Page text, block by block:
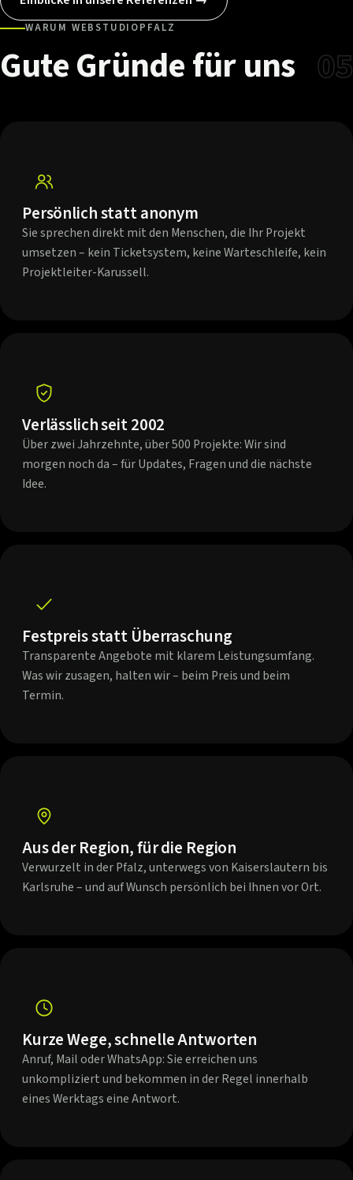
WARUM WEBSTUDIOPFALZ
GuteGründefüruns 05
Persönlich statt anonym
Sie sprechen direkt mit den Menschen, die Ihr Projekt
umsetzen – kein Ticketsystem, keine Warteschleife, kein
Projektleiter-Karussell.
Verlässlich seit 2002
Über zwei Jahrzehnte, über 500 Projekte: Wir sind
morgen noch da – für Updates, Fragen und die nächste
Idee.
Festpreis statt Überraschung
Transparente Angebote mit klarem Leistungsumfang.
Was wir zusagen, halten wir – beim Preis und beim
Termin.
Aus der Region, für die Region
Verwurzelt in der Pfalz, unterwegs von Kaiserslautern bis
Karlsruhe – und auf Wunsch persönlich bei Ihnen vor Ort.
Kurze Wege, schnelle Antworten
Anruf, Mail oder WhatsApp: Sie erreichen uns
unkompliziert und bekommen in der Regel innerhalb
eines Werktags eine Antwort.